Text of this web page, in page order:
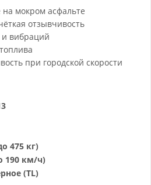
мокром асфальте
отзывчивость
вибраций
при городской скорости
475 кг)
190 км/ч)
(TL)